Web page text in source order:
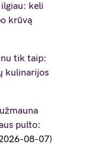
keli
krūvą
tik taip:
kulinarijos
pulto:
08-07